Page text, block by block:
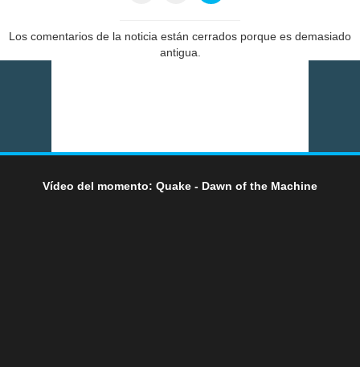
Los comentarios de la noticia están cerrados porque es demasiado
antigua.
Vídeo del momento: Quake - Dawn of the Machine